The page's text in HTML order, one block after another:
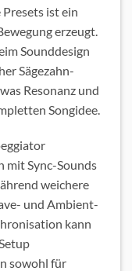
ist ein
erzeugt.
Sounddesign
Sägezahn-
Resonanz und
Songidee.
mit Sync-Sounds
weichere
und Ambient-
kann
sowohl für